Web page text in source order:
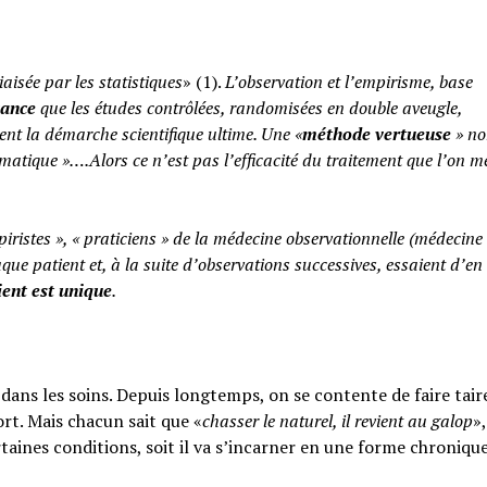
par les statistiques» (1).L’observation et l’empirisme, base
que les études contrôlées, randomisées en double aveugle,
la démarche scientifique ultime. Une «méthode vertueuse»
»….Alors ce n’est pas l’efficacité du traitement que l’on
», « praticiens » de la médecine observationnelle (médecine
patient et, à la suite d’observations successives, essaient
est unique.
les soins. Depuis longtemps, on se contente de faire
Mais chacun sait que «chasser le naturel, il revient au galop»,
conditions, soit il va s’incarner en une forme